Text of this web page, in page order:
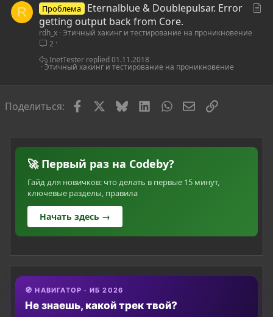
R Проблема
Eternalblue & Doublepulsar. Error
getting output back from Core.
rdh_x Этичный хакинг и тестирование на проникновение
2
Этичный хакинг и тестирование на проникновение
01.11.2018
InetTester
Поделиться: FacebookBlueskyLinkedInWhatsAppЭлектронная
Ссылка
🚀 Первый раз на Codeby?
Гайд для новичков: что делать в первые 15 минут,
ключевые разделы, правила
Начать здесь →
🧭 НАВИГАТОР · ИБ 2026
Не знаешь, какой трек твой?